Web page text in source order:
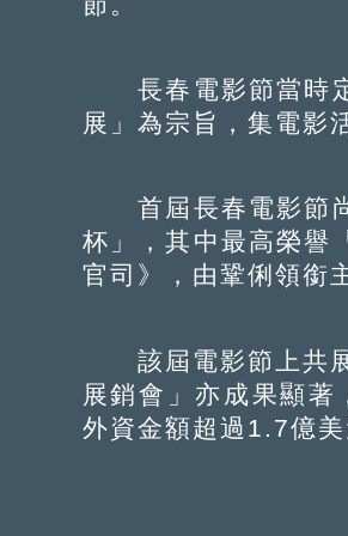
長春電影節當時定
展」為宗旨，集電影
首屆長春電影節尚
杯」，其中最高榮譽
官司》，由鞏俐領銜
該屆電影節上共展
展銷會」亦成果顯
外資金額超過1.7億美